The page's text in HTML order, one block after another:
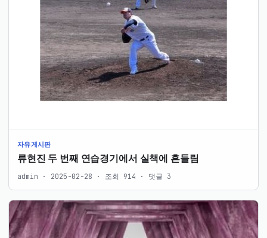
자유게시판
류현진 두 번째 연습경기에서 실책에 흔들림
admin · 2025-02-28 · 조회 914 · 댓글 3